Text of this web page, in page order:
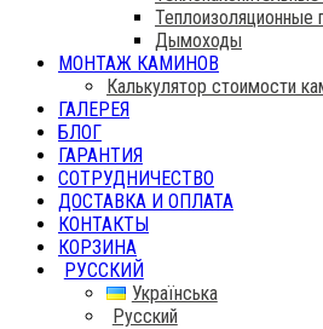
Теплоизоляционные
Дымоходы
МОНТАЖ КАМИНОВ
Калькулятор стоимости
ГАЛЕРЕЯ
БЛОГ
ГАРАНТИЯ
СОТРУДНИЧЕСТВО
ДОСТАВКА И ОПЛАТА
КОНТАКТЫ
КОРЗИНА
РУССКИЙ
Українська
Русский